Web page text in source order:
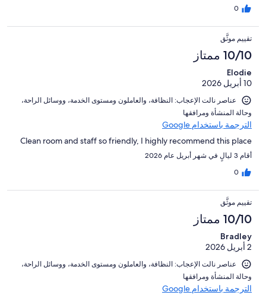
0
تقييم موثَّق
10/10 ممتاز
Elodie
10 أبريل 2026
عناصر نالت الإعجاب: ⁦النظافة⁩، و⁦العاملون ومستوى الخدمة⁩، و⁦وسائل الراحة⁩،
و⁦حالة المنشأة ومرافقها⁩
الترجمة باستخدام Google
Clean room and staff so friendly, I highly recommend this place
أقام 3 ليالٍ في شهر أبريل عام 2026
0
تقييم موثَّق
10/10 ممتاز
Bradley
2 أبريل 2026
عناصر نالت الإعجاب: ⁦النظافة⁩، و⁦العاملون ومستوى الخدمة⁩، و⁦وسائل الراحة⁩،
و⁦حالة المنشأة ومرافقها⁩
الترجمة باستخدام Google